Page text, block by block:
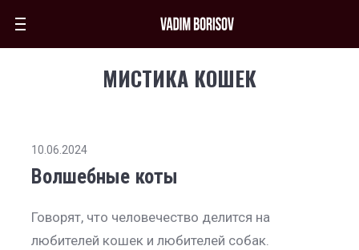
МИСТИКА КОШЕК
10.06.2024
Волшебные коты
Говорят, что человечество делится на
любителей кошек и любителей собак.